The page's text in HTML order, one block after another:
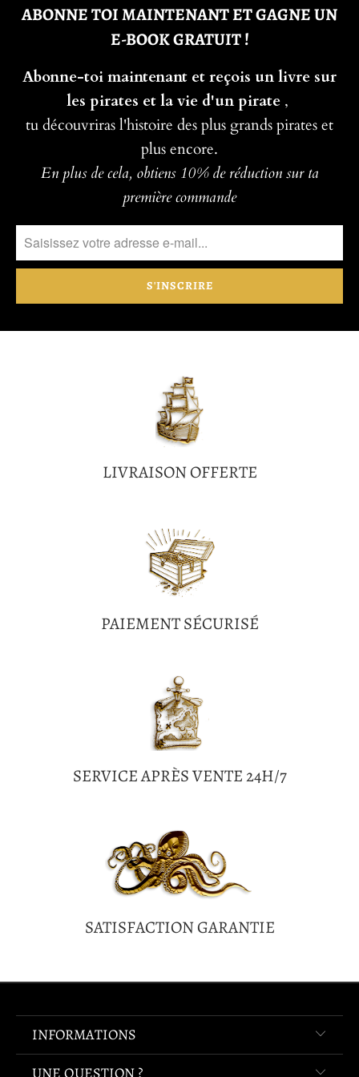
ABONNE TOI MAINTENANT ET GAGNE UN
E-BOOK GRATUIT !
Abonne-toi maintenant et reçois un livre sur
les pirates et la vie d'un pirate ,
tu découvriras l'histoire des plus grands pirates et
plus encore.
En plus de cela, obtiens 10% de réduction sur ta
première commande
LIVRAISON OFFERTE
PAIEMENT SÉCURISÉ
SERVICE APRÈS VENTE 24H/7
SATISFACTION GARANTIE
INFORMATIONS
UNE QUESTION ?